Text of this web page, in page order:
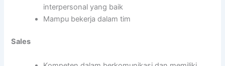
interpersonal yang baik
Mampu bekerja dalam tim
Sales